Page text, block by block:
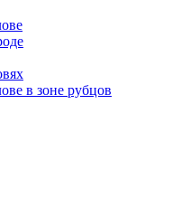
в зоне рубцов